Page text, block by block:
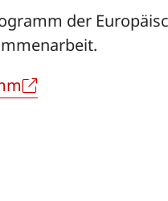
der